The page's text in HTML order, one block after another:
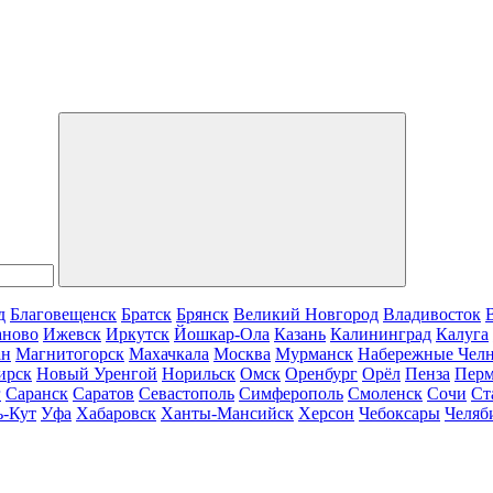
Благовещенск Братск Брянск Великий Новгород Владивосток
Ижевск Иркутск Йошкар-Ола Казань Калининград Калуга
Магнитогорск Махачкала Москва Мурманск Набережные
Новый Уренгой Норильск Омск Оренбург Орёл Пенза
Саранск Саратов Севастополь Симферополь Смоленск Сочи
Кут Уфа Хабаровск Ханты-Мансийск Херсон Чебоксары